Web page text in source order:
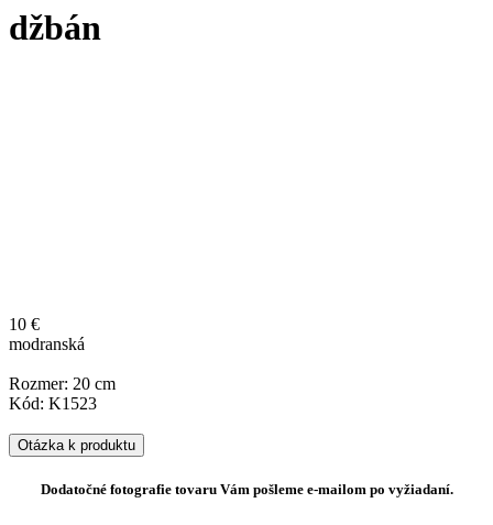
džbán
10 €
modranská
Rozmer: 20 cm
Kód: K1523
Otázka k produktu
Dodatočné fotografie tovaru Vám pošleme e-mailom po vyžiadaní.